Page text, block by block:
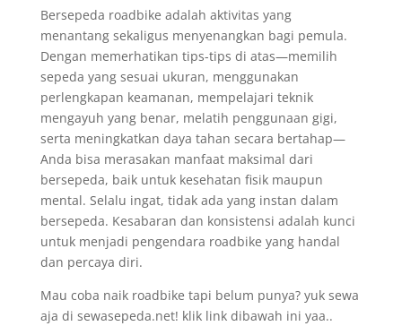
Bersepeda roadbike adalah aktivitas yang
menantang sekaligus menyenangkan bagi pemula.
Dengan memerhatikan tips-tips di atas—memilih
sepeda yang sesuai ukuran, menggunakan
perlengkapan keamanan, mempelajari teknik
mengayuh yang benar, melatih penggunaan gigi,
serta meningkatkan daya tahan secara bertahap—
Anda bisa merasakan manfaat maksimal dari
bersepeda, baik untuk kesehatan fisik maupun
mental. Selalu ingat, tidak ada yang instan dalam
bersepeda. Kesabaran dan konsistensi adalah kunci
untuk menjadi pengendara roadbike yang handal
dan percaya diri.
Mau coba naik roadbike tapi belum punya? yuk sewa
aja di sewasepeda.net! klik link dibawah ini yaa..